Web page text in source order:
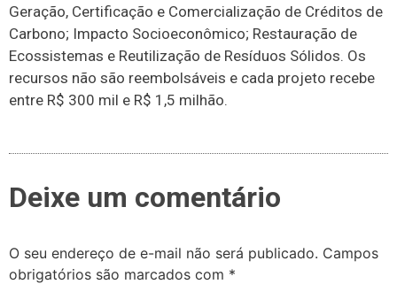
Geração, Certificação e Comercialização de Créditos de
Carbono; Impacto Socioeconômico; Restauração de
Ecossistemas e Reutilização de Resíduos Sólidos. Os
recursos não são reembolsáveis e cada projeto recebe
entre R$ 300 mil e R$ 1,5 milhão.
Deixe um comentário
O seu endereço de e-mail não será publicado. Campos
obrigatórios são marcados com *